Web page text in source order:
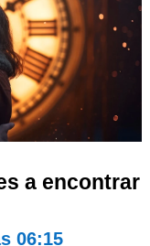
a encontrar
06:15